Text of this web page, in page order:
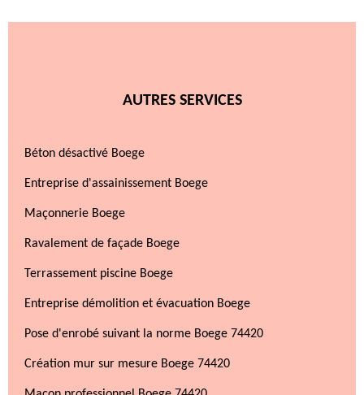
AUTRES SERVICES
Béton désactivé Boege
Entreprise d'assainissement Boege
Maçonnerie Boege
Ravalement de façade Boege
Terrassement piscine Boege
Entreprise démolition et évacuation Boege
Pose d'enrobé suivant la norme Boege 74420
Création mur sur mesure Boege 74420